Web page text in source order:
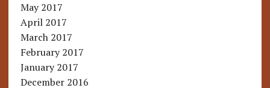
May 2017
April 2017
March 2017
February 2017
January 2017
December 2016